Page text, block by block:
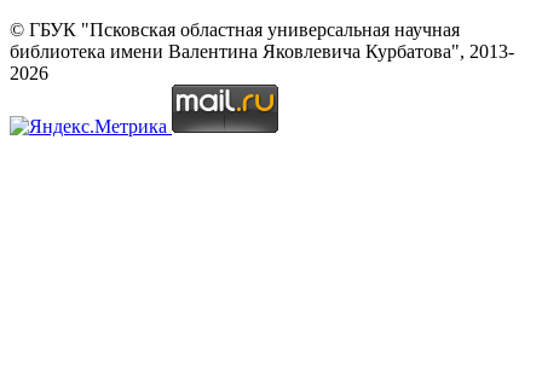
© ГБУК "Псковская областная универсальная научная
библиотека имени Валентина Яковлевича Курбатова", 2013-
2026